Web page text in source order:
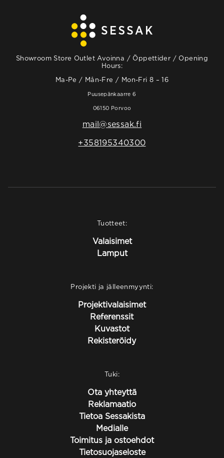
Showroom Store Outlet Avoinna / Öppettider / Opening
Hours:
Ma-Pe / Mån-Fre / Mon-Fri 8 – 16
Puusepänkaarre 6
06150 Porvoo
mail@sessak.fi
+358195340300
Tuotteet:
Valaisimet
Lamput
Projekti ja jälleenmyynti:
Projektivalaisimet
Referenssit
Kuvastot
Rekisteröidy
Tuki:
Ota yhteyttä
Reklamaatio
Tietoa Sessakista
Medialle
Toimitus ja ostoehdot
Tietosuojaseloste